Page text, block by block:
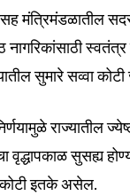
button
your inbox.
मंत्रिमंडळातील
नागरिकांसाठी
सुमारे सव्वा
राज्यातील
वृद्धापकाळ सुसह्य
इतके असेल.